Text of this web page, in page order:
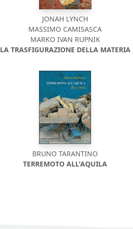
JONAH LYNCH
MASSIMO CAMISASCA
MARKO IVAN RUPNIK
LA TRASFIGURAZIONE DELLA MATERIA
BRUNO TARANTINO
TERREMOTO ALL'AQUILA